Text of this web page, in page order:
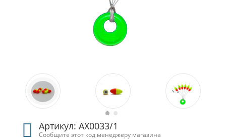
Артикул: АХ0033/1
Сообщите этот код менеджеру магазина